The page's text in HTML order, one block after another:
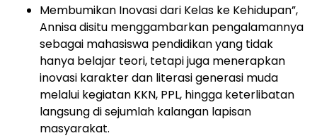
Membumikan Inovasi dari Kelas ke Kehidupan”,
Annisa disitu menggambarkan pengalamannya
sebagai mahasiswa pendidikan yang tidak
hanya belajar teori, tetapi juga menerapkan
inovasi karakter dan literasi generasi muda
melalui kegiatan KKN, PPL, hingga keterlibatan
langsung di sejumlah kalangan lapisan
masyarakat.